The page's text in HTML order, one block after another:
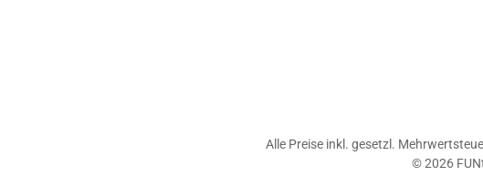
Alle Preise inkl. gesetzl.
© 2026